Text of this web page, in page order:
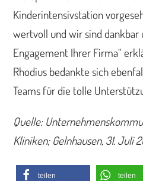
Kinderintensivstation
wertvoll und wir sind dankbar
Engagement Ihrer Firma“
Rhodius bedankte sich
Teams für die tolle
Quelle:
Kliniken; Gelnhausen, 31. Juli
teilen teilen